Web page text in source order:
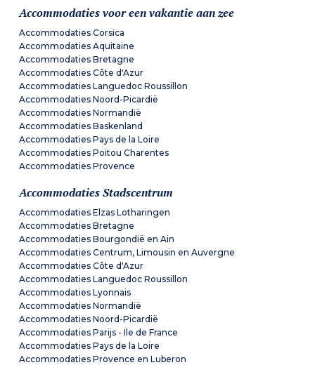
Accommodaties voor een vakantie aan zee
Accommodaties Corsica
Accommodaties Aquitaine
Accommodaties Bretagne
Accommodaties Côte d'Azur
Accommodaties Languedoc Roussillon
Accommodaties Noord-Picardië
Accommodaties Normandië
Accommodaties Baskenland
Accommodaties Pays de la Loire
Accommodaties Poitou Charentes
Accommodaties Provence
Accommodaties Stadscentrum
Accommodaties Elzas Lotharingen
Accommodaties Bretagne
Accommodaties Bourgondië en Ain
Accommodaties Centrum, Limousin en Auvergne
Accommodaties Côte d'Azur
Accommodaties Languedoc Roussillon
Accommodaties Lyonnais
Accommodaties Normandië
Accommodaties Noord-Picardië
Accommodaties Parijs - Ile de France
Accommodaties Pays de la Loire
Accommodaties Provence en Luberon